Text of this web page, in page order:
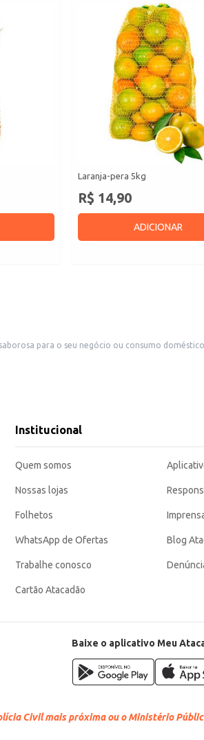
Laranja-pera 5kg
R$ 14,90
ADICIONAR
para o seu negócio ou consumo
de sua preferência.
440g, garantindo qualidade e conveniência para o
Institucional
Quem somos
Nossas lojas
Folhetos
WhatsApp de Ofertas
Trabalhe conosco
Cartão Atacadão
Blog
Baixe o aplicativo Meu
Civil mais próxima ou o Ministério